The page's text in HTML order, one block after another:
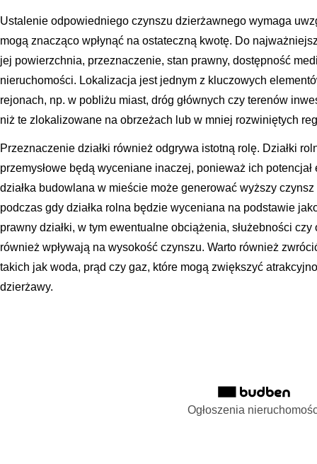
Ustalenie odpowiedniego czynszu dzierżawnego wymaga
mogą znacząco wpłynąć na ostateczną kwotę. Do
jej powierzchnia, przeznaczenie, stan prawny, dostępność
nieruchomości. Lokalizacja jest jednym z kluczowych
rejonach, np. w pobliżu miast, dróg głównych czy terenów
niż te zlokalizowane na obrzeżach lub w mniej rozwiniętych
Przeznaczenie działki również odgrywa istotną rolę. Działki
przemysłowe będą wyceniane inaczej, ponieważ ich
działka budowlana w mieście może generować wyższy
podczas gdy działka rolna będzie wyceniana na podstawie
prawny działki, w tym ewentualne obciążenia, służebności
również wpływają na wysokość czynszu. Warto również
takich jak woda, prąd czy gaz, które mogą zwiększyć
dzierżawy.
Ogłoszenia